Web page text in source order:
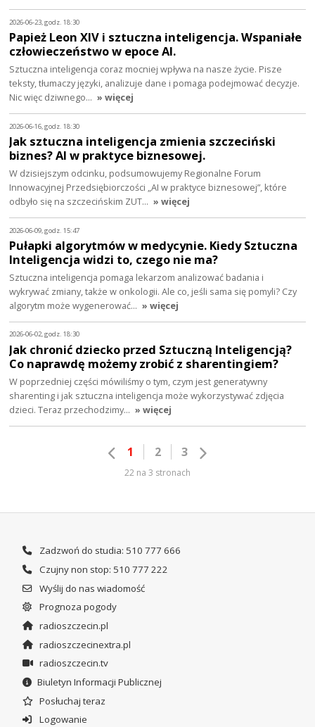
2026-06-23, godz. 18:30
Papież Leon XIV i sztuczna inteligencja. Wspaniałe
człowieczeństwo w epoce AI.
Sztuczna inteligencja coraz mocniej wpływa na nasze życie. Pisze
teksty, tłumaczy języki, analizuje dane i pomaga podejmować decyzje.
Nic więc dziwnego… » więcej
2026-06-16, godz. 18:30
Jak sztuczna inteligencja zmienia szczeciński
biznes? AI w praktyce biznesowej.
W dzisiejszym odcinku, podsumowujemy Regionalne Forum
Innowacyjnej Przedsiębiorczości „AI w praktyce biznesowej”, które
odbyło się na szczecińskim ZUT… » więcej
2026-06-09, godz. 15:47
Pułapki algorytmów w medycynie. Kiedy Sztuczna
Inteligencja widzi to, czego nie ma?
Sztuczna inteligencja pomaga lekarzom analizować badania i
wykrywać zmiany, także w onkologii. Ale co, jeśli sama się pomyli? Czy
algorytm może wygenerować… » więcej
2026-06-02, godz. 18:30
Jak chronić dziecko przed Sztuczną Inteligencją?
Co naprawdę możemy zrobić z sharentingiem?
W poprzedniej części mówiliśmy o tym, czym jest generatywny
sharenting i jak sztuczna inteligencja może wykorzystywać zdjęcia
dzieci. Teraz przechodzimy… » więcej
1 2 3
22 na 3 stronach
Zadzwoń do studia: 510 777 666
Czujny non stop: 510 777 222
Wyślij do nas wiadomość
Prognoza pogody
radioszczecin.pl
radioszczecinextra.pl
radioszczecin.tv
Biuletyn Informacji Publicznej
Posłuchaj teraz
Logowanie